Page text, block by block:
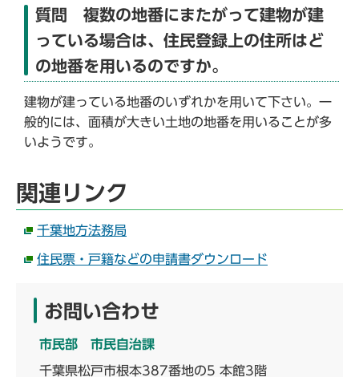
質問 複数の地番にまたがって建物が建
っている場合は、住民登録上の住所はど
の地番を用いるのですか。
建物が建っている地番のいずれかを用いて下さい。一
般的には、面積が大きい土地の地番を用いることが多
いようです。
関連リンク
千葉地方法務局
住民票・戸籍などの申請書ダウンロード
お問い合わせ
市民部 市民自治課
千葉県松戸市根本387番地の5 本館3階